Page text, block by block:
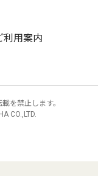
利用案内
を禁止します。
CO.,LTD.